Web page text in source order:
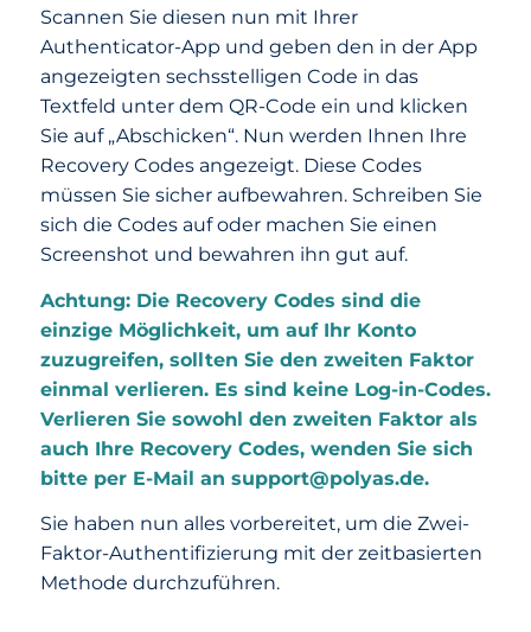
Scannen Sie diesen nun mit Ihrer
Authenticator-App und geben den in der App
angezeigten sechsstelligen Code in das
Textfeld unter dem QR-Code ein und klicken
Sie auf „Abschicken“. Nun werden Ihnen Ihre
Recovery Codes angezeigt. Diese Codes
müssen Sie sicher aufbewahren. Schreiben Sie
sich die Codes auf oder machen Sie einen
Screenshot und bewahren ihn gut auf.
Achtung: Die Recovery Codes sind die
einzige Möglichkeit, um auf Ihr Konto
zuzugreifen, sollten Sie den zweiten Faktor
einmal verlieren. Es sind keine Log-in-Codes.
Verlieren Sie sowohl den zweiten Faktor als
auch Ihre Recovery Codes, wenden Sie sich
bitte per E-Mail an support@polyas.de.
Sie haben nun alles vorbereitet, um die Zwei-
Faktor-Authentifizierung mit der zeitbasierten
Methode durchzuführen.